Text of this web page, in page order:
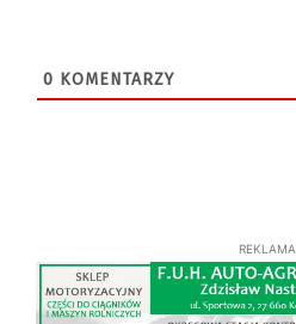
0 KOMENTARZY
REKLAMA